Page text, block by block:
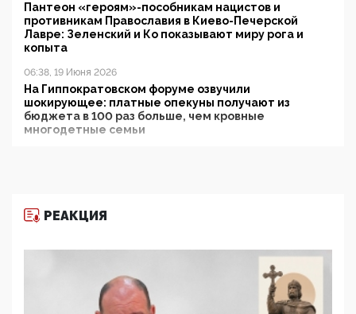
Пантеон «героям»-пособникам нацистов и
противникам Православия в Киево-Печерской
Лавре: Зеленский и Ко показывают миру рога и
копыта
06:38, 19 Июня 2026
На Гиппократовском форуме озвучили
шокирующее: платные опекуны получают из
бюджета в 100 раз больше, чем кровные
многодетные семьи
11:53, 09 Июня 2026
деятельность ИИТО ЮНЕСКО в России, но
цифроглобалисты продолжают определять
повестку в образовании
09:43, 01 Июня 2026
РЕАКЦИЯ